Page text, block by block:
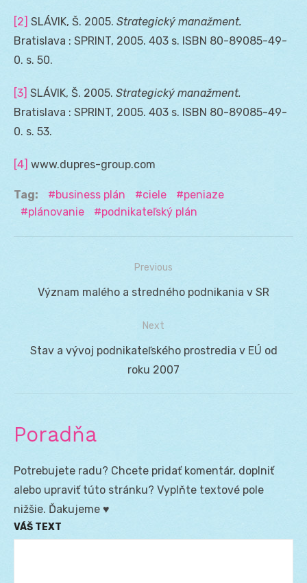
[2] SLÁVIK, Š. 2005. Strategický manažment.
Bratislava : SPRINT, 2005. 403 s. ISBN 80-89085-49-
0. s. 50.
[3] SLÁVIK, Š. 2005. Strategický manažment.
Bratislava : SPRINT, 2005. 403 s. ISBN 80-89085-49-
0. s. 53.
[4] www.dupres-group.com
Tag: business plán ciele
peniaze
plánovanie
podnikateľský plán
Navigácia
Previous
Previous
Význam malého a stredného podnikania v SR
Next
Next
Stav a vývoj podnikateľského prostredia v EÚ od
roku 2007
Poradňa
Potrebujete radu? Chcete pridať komentár, doplniť
alebo upraviť túto stránku? Vyplňte textové pole
nižšie. Ďakujeme ♥
VÁŠ TEXT